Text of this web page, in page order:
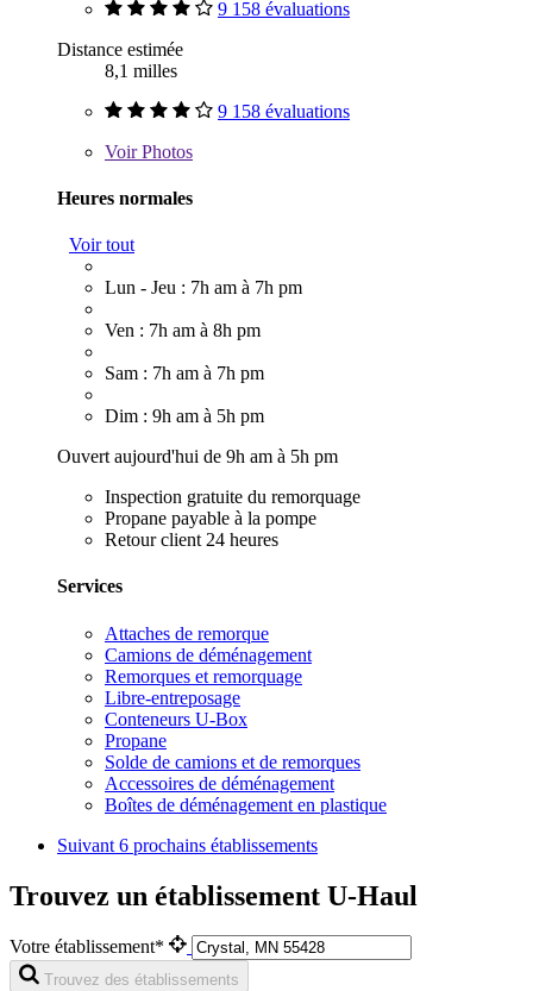
9 158 évaluations
Distance estimée
8,1 milles
9 158 évaluations
VoirPhotos
Heures normales
Voir tout
Lun - Jeu : 7h am à 7h pm
Ven : 7h am à 8h pm
Sam : 7h am à 7h pm
Dim : 9h am à 5h pm
Ouvert aujourd'hui de 9h am à 5h pm
Inspection gratuite du remorquage
Propane payable à la pompe
Retour client 24 heures
Services
Attaches de remorque
Camions de déménagement
Remorques et remorquage
Libre-entreposage
Conteneurs U-Box
Propane
Solde de camions et de remorques
Accessoires de déménagement
Boîtes de déménagement en plastique
Suivant 6 prochains établissements
Trouvez un établissement U-Haul
Votre établissement*
Trouvez des établissements